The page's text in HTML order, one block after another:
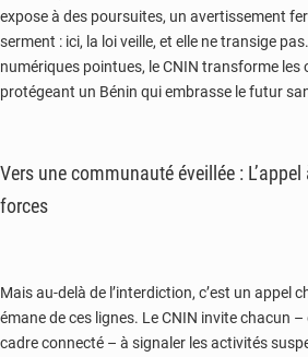
expose à des poursuites, un avertissement
serment : ici, la loi veille, et elle ne transige
numériques pointues, le CNIN transforme les
protégeant un Bénin qui embrasse le futur
Vers une communauté éveillée :
forces
Mais au-delà de l’interdiction, c’est un appel
émane de ces lignes. Le CNIN invite chacun
cadre connecté – à signaler les activités